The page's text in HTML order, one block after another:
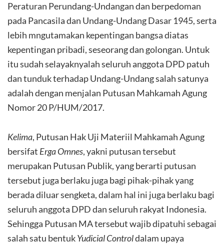
Peraturan Perundang-Undangan dan berpedoman
pada Pancasila dan Undang-Undang Dasar 1945, serta
lebih mngutamakan kepentingan bangsa diatas
kepentingan pribadi, seseorang dan golongan. Untuk
itu sudah selayaknyalah seluruh anggota DPD patuh
dan tunduk terhadap Undang-Undang salah satunya
adalah dengan menjalan Putusan Mahkamah Agung
Nomor 20 P/HUM/2017.
Kelima, Putusan Hak Uji Materiil Mahkamah Agung
bersifat Erga Omnes, yakni putusan tersebut
merupakan Putusan Publik, yang berarti putusan
tersebut juga berlaku juga bagi pihak-pihak yang
berada diluar sengketa, dalam hal ini juga berlaku bagi
seluruh anggota DPD dan seluruh rakyat Indonesia.
Sehingga Putusan MA tersebut wajib dipatuhi sebagai
salah satu bentukYudicial Controldalam upaya